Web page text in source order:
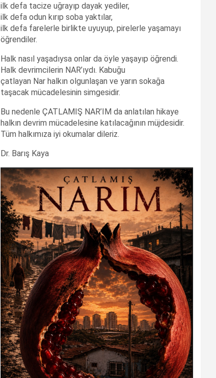
ilk defa tacize uğrayıp dayak yediler,
ilk defa odun kırıp soba yaktılar,
ilk defa farelerle birlikte uyuyup, pirelerle yaşamayı
öğrendiler.
Halk nasıl yaşadıysa onlar da öyle yaşayıp öğrendi.
Halk devrimcilerin NAR’ıydı. Kabuğu
çatlayan Nar halkın olgunlaşan ve yarın sokağa
taşacak mücadelesinin simgesidir.
Bu nedenle ÇATLAMIŞ NAR’IM da anlatılan hikaye
halkın devrim mücadelesine katılacağının müjdesidir.
Tüm halkımıza iyi okumalar dileriz.
Dr. Barış Kaya